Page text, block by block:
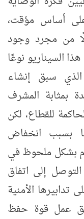
أساس مؤقت،
من مجرد وجود
السيناريو نوعًا
سبق إنشاء
بمثابة المشرف
للقطاع، لكن
بسبب انخفاض
بشكل ملحوظ في
إلى اتفاق
الأمنية
عمل قوة حفظ